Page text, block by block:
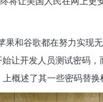
果和谷歌都在努力实现
让开发人员测试密码，
概述了其一些密码替换